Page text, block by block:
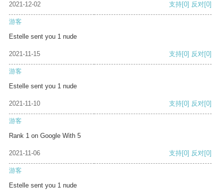
2021-12-02 支持[0] 反对[0]
游客
Estelle sent you 1 nude
2021-11-15 支持[0] 反对[0]
游客
Estelle sent you 1 nude
2021-11-10 支持[0] 反对[0]
游客
Rank 1 on Google With 5
2021-11-06 支持[0] 反对[0]
游客
Estelle sent you 1 nude